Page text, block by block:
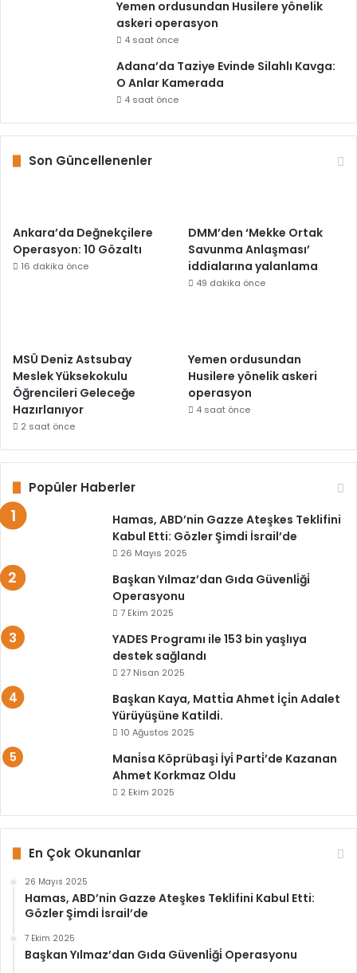
Yemen ordusundan Husilere yönelik
askeri operasyon
4 saat önce
Adana’da Taziye Evinde Silahlı Kavga:
O Anlar Kamerada
4 saat önce
Son Güncellenenler
Ankara’da Değnekçilere
Operasyon: 10 Gözaltı
16 dakika önce
DMM’den ‘Mekke Ortak
Savunma Anlaşması’
iddialarına yalanlama
49 dakika önce
MSÜ Deniz Astsubay
Meslek Yüksekokulu
Öğrencileri Geleceğe
Hazırlanıyor
2 saat önce
Yemen ordusundan
Husilere yönelik askeri
operasyon
4 saat önce
Popüler Haberler
Hamas, ABD’nin Gazze Ateşkes Teklifini
Kabul Etti: Gözler Şimdi İsrail’de
26 Mayıs 2025
Başkan Yılmaz’dan Gıda Güvenli̇ği̇
Operasyonu
7 Ekim 2025
YADES Programı ile 153 bin yaşlıya
destek sağlandı
27 Nisan 2025
Başkan Kaya, Matti̇a Ahmet İçi̇n Adalet
Yürüyüşüne Katildi.
10 Ağustos 2025
Mani̇sa Köprübaşi İyi̇ Parti̇’de Kazanan
Ahmet Korkmaz Oldu
2 Ekim 2025
En Çok Okunanlar
26 Mayıs 2025
Hamas, ABD’nin Gazze Ateşkes Teklifini Kabul Etti:
Gözler Şimdi İsrail’de
7 Ekim 2025
Başkan Yılmaz’dan Gıda Güvenli̇ği̇ Operasyonu